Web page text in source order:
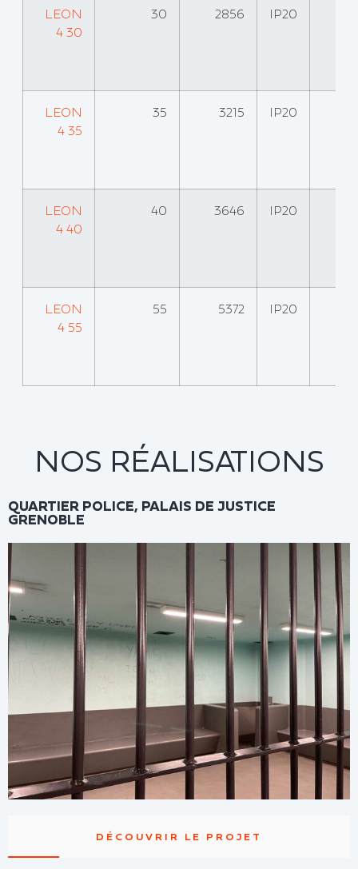
LEON
4 30
30 2856 IP20
LEON
4 35
35 3215 IP20
LEON
4 40
40 3646 IP20
LEON
4 55
55 5372 IP20
NOS RÉALISATIONS
QUARTIER POLICE, PALAIS DE JUSTICE
GRENOBLE
DÉCOUVRIR LE PROJET